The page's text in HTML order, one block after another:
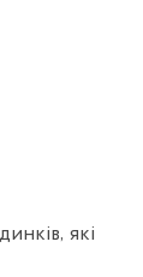
які